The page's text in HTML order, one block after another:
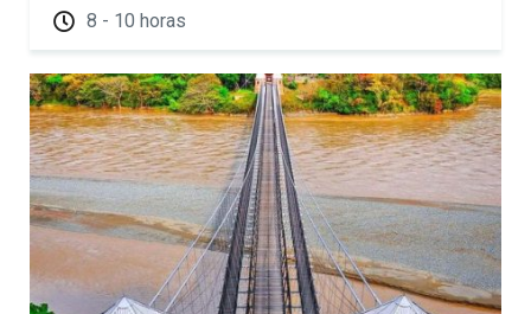
8 - 10 horas